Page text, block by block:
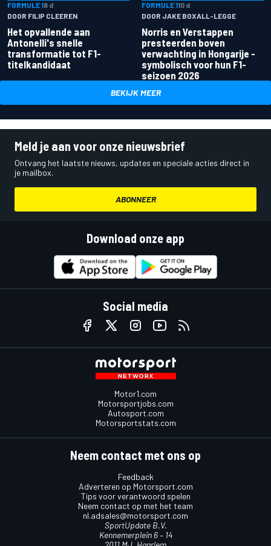
FORMULE 18 d
DOOR FILIP CLEEREN
Het opvallende aan
Antonelli's snelle
transformatie tot F1-
titelkandidaat
FORMULE 110 d
DOOR JAKE BOXALL-LEGGE
Norris en Verstappen
presteerden boven
verwachting in Hongarije -
symbolisch voor hun F1-
seizoen 2026
BEKIJK MEER
Meld je aan voor onze nieuwsbrief
Ontvang het laatste nieuws, updates en speciale acties direct in
je mailbox.
ABONNEER
Download onze app
Social media
Motor1.com
Motorsportjobs.com
Autosport.com
Motorsportstats.com
Neem contact met ons op
Feedback
Adverteren op Motorsport.com
Tips voor verantwoord spelen
Neem contact op met het team
nl.adsales@motorsport.com
SportUpdate B.V.
Kennemerplein 6 – 14